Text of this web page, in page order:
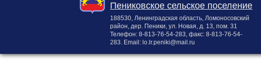
Пениковское сельское поселение
188530, Ленинградская область, Ломоносовский
район, дер. Пеники, ул. Новая, д. 13, пом. 31
Телефон: 8-813-76-54-283, факс: 8-813-76-54-
283. Email: lo.lr.peniki@mail.ru